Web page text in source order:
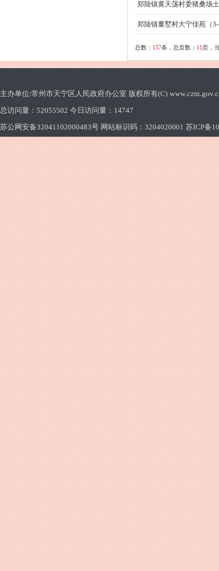
·郑陆镇黄天荡村委猪桑场
·郑陆镇董墅村大宁佳苑（
总数： 157条，总页数： 11页，
主办单位:常州市天宁区人民政府办公室 版权所有(C)
总访问量： 52055502 今日访问量： 14747
苏公网安备32041102000483号 网站标识码：3204020001 苏ICP备